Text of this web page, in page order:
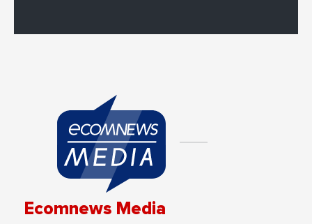
Ecomnews Media